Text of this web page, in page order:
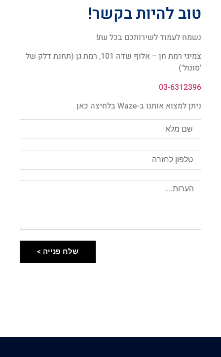
טוב להיות בקשר!
נשמח לעמוד לשירותכם בכל עת!
צמיגי רמת חן – אלוף שדה 101, רמת גן (תחנת דלק של
'סונול')
03-6312396
ניתן למצוא אותנו ב-Waze בלחיצה כאן
שלח פנייה >